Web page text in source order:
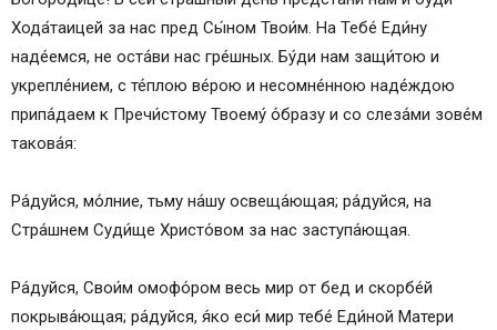
Хода́таицей за нас пред Сы́­ном Тво­и́м. На Те­бе́ Еди́ну
наде́емся, не оста́­ви нас гре́ш­ных. Бу́­ди нам защи́тою и
укрепле́нием, с те́плою ве́­рою и несомне́нною на­де́ж­дою
припа́даем к Пре­чи́с­то­му Тво­ему́ о́б­ра­зу и со сле­за́­ми зо­ве́м
та­ко­ва́я:
Ра́­дуй­ся, мо́л­ние, тьму на́­шу освеща́ющая; ра́­дуй­ся, на
Стра́шнем Су­ди́­ще Христо́вом за нас заступа́ющая.
Ра́­дуй­ся, Сво­и́м омофо́ром весь мир от бед и скор­бе́й
покрыва́ющая; ра́­дуй­ся, я́ко еси́ мир те­бе́ Еди́ной Ма­те­ри